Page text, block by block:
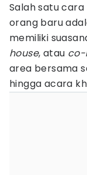
Salah satu
orang baru
memiliki
house, atau co-
area bersama
hingga acara